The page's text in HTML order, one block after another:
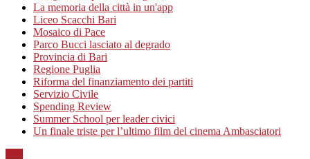
La memoria della città in un'app
Liceo Scacchi Bari
Mosaico di Pace
Parco Bucci lasciato al degrado
Provincia di Bari
Regione Puglia
Riforma del finanziamento dei partiti
Servizio Civile
Spending Review
Summer School per leader civici
Un finale triste per l’ultimo film del cinema Ambasciatori